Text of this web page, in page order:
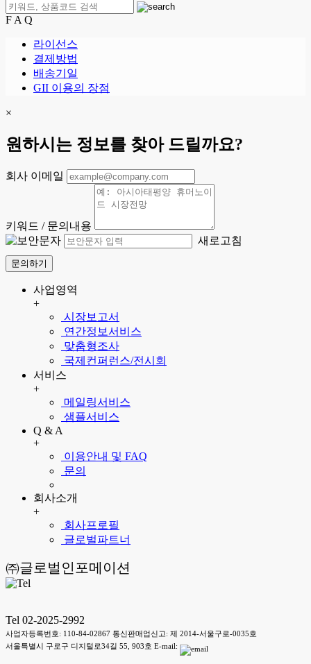
F A Q
라이선스
결제방법
배송기일
GII 이용의 장점
×
원하시는 정보를 찾아 드릴까요?
회사 이메일
키워드 / 문의내용
새로고침
문의하기
사업영역
+
시장보고서
연간정보서비스
맞춤형조사
국제컨퍼런스/전시회
서비스
+
메일링서비스
샘플서비스
Q & A
+
이용안내 및 FAQ
문의
회사소개
+
회사프로필
글로벌파트너
㈜글로벌인포메이션
Tel 02-2025-2992
사업자등록번호: 110-84-02867 통신판매업신고: 제 2014-서울구로-0035호
서울특별시 구로구 디지털로34길 55, 903호 E-mail: